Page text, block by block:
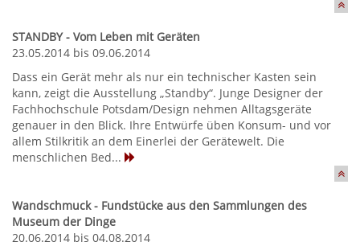
STANDBY - Vom Leben mit Geräten
23.05.2014 bis 09.06.2014
Dass ein Gerät mehr als nur ein technischer Kasten sein
kann, zeigt die Ausstellung „Standby“. Junge Designer der
Fachhochschule Potsdam/Design nehmen Alltagsgeräte
genauer in den Blick. Ihre Entwürfe üben Konsum- und vor
allem Stilkritik an dem Einerlei der Gerätewelt. Die
menschlichen Bed...
Wandschmuck - Fundstücke aus den Sammlungen des
Museum der Dinge
20.06.2014 bis 04.08.2014